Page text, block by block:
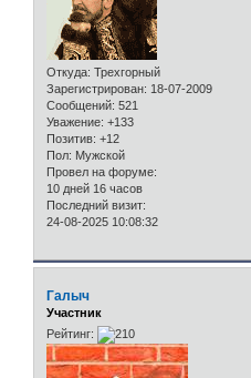
Откуда: Трехгорный
Зарегистрирован: 18-07-2009
Сообщений: 521
Уважение: +133
Позитив: +12
Пол: Мужской
Провел на форуме:
10 дней 16 часов
Последний визит:
24-08-2025 10:08:32
Галыч
Участник
Рейтинг: